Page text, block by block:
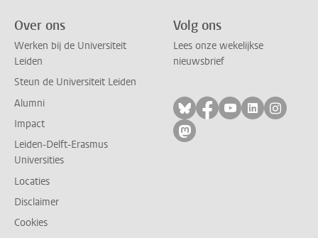
Over ons
Werken bij de Universiteit
Leiden
Steun de Universiteit Leiden
Alumni
Impact
Leiden-Delft-Erasmus
Universities
Locaties
Disclaimer
Cookies
Volg ons
Lees onze wekelijkse
nieuwsbrief
Volg ons op bluesky
Volg ons op
Volg ons op
Volg ons
Volg
Volg ons op mastodon